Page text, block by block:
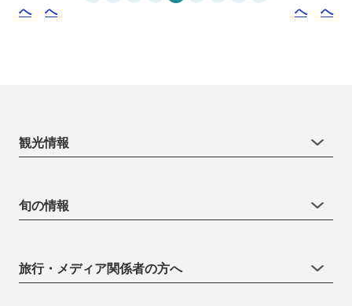
へ
へ
へ
へ
観光情報
旬の情報
旅行・メディア関係者の方へ